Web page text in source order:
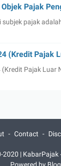
Pajak
subjek pajak
(Kredit Pajak
(Kredit Pajak Luar
Contact
| KabarPajak
Powered by